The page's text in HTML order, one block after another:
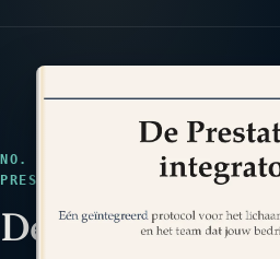
NO. 53 · MANUSCRIPT COMPLEET ·
PRESTATIES · INTEGRATE
De Prestatie-